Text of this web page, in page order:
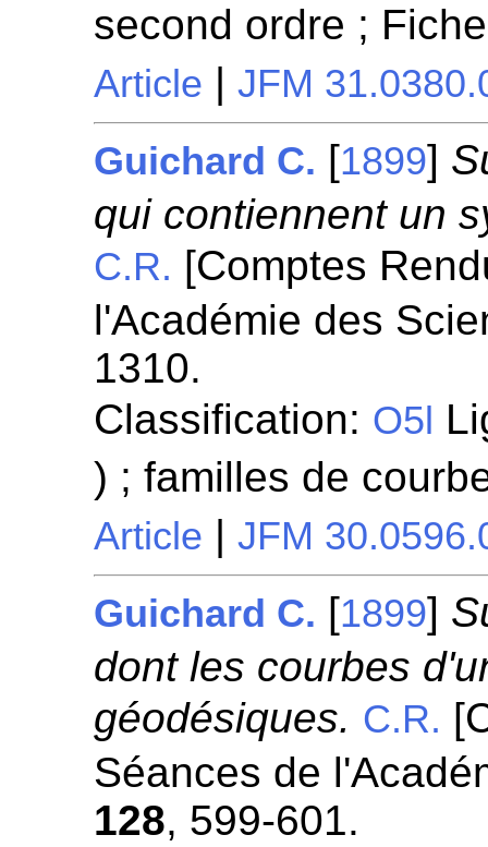
second ordre ;
Article |JFM
Guichard C. [1899]
qui contiennent un
C.R. [Comptes
l'Académie des
1310.
Classification: O5l
) ; familles de
Article |JFM
Guichard C. [1899]
dont les courbes
géodésiques. C.R.
Séances de
128, 599-601.